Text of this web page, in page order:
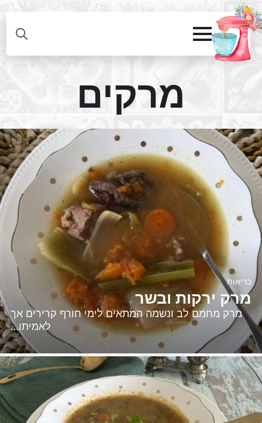
מרקים
מרק ירקות ובשר
בריאות
מרק מחמם לב ונשמה המתאים לימי חורף קרירים אך
לאמיתו…